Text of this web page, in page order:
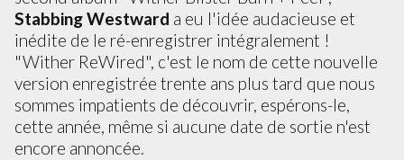
Stabbing Westward a eu l'idée audacieuse et
inédite de le ré-enregistrer intégralement !
"Wither ReWired", c'est le nom de cette nouvelle
version enregistrée trente ans plus tard que nous
sommes impatients de découvrir, espérons-le,
cette année, même si aucune date de sortie n'est
encore annoncée.